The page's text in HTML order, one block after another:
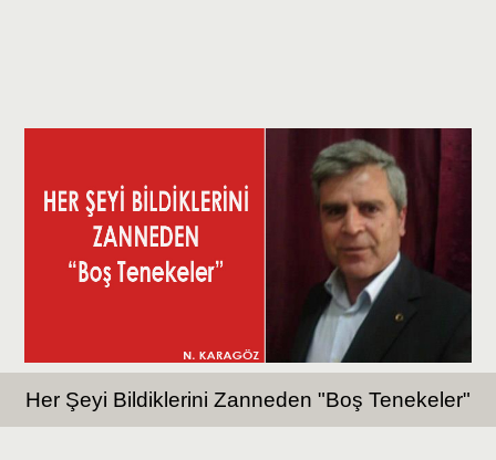
Her Şeyi Bildiklerini Zanneden "Boş Tenekeler"